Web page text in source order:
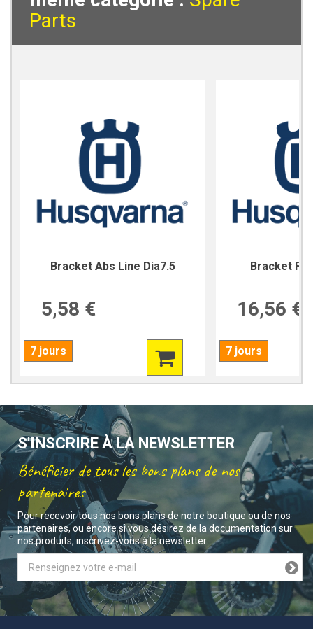
Parts
Bracket Abs Line Dia7.5
5,58 €
7 jours
Bracket
16,56 €
7 jours
S'INSCRIRE À LA NEWSLETTER
Bénéficier de tous les bons plans de nos
partenaires
Pour recevoir tous nos bons plans de notre boutique ou de nos
partenaires, ou encore si vous désirez de la documentation sur
nos produits, inscrivez-vous à la newsletter.